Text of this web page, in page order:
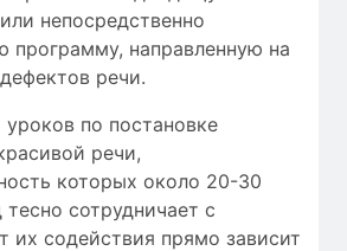
непосредственно
программу, направленную на
речи.
по постановке
речи,
которых около 20-30
тесно сотрудничает с
их содействия прямо зависит